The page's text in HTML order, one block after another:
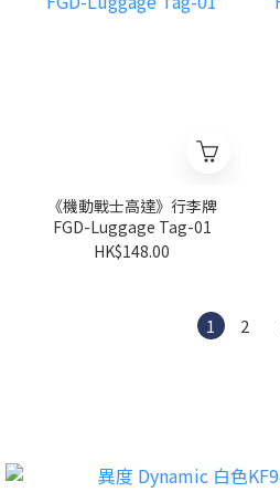
《機動戰士高達》行李牌
FGD-Luggage Tag-01
HK$148.00
1 2